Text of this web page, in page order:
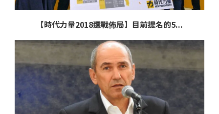
【時代力量2018選戰佈局】目前提名的5...